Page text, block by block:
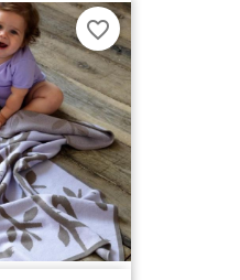
favorite_border